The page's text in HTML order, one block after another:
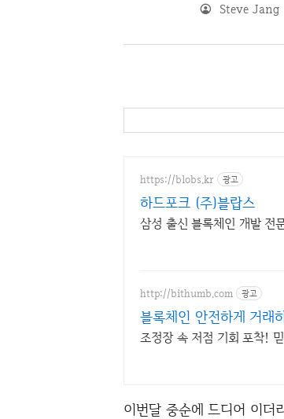
Steve Jang
https://blobs.kr 광고
하드포크 (주)블랍스
삼성 출신 블록체인 개발 전
http://bithumb.com 광고
블록체인 안전하게 거래
조정장 속 저점 기회 포착!
이번달 중순에 드디어 이더